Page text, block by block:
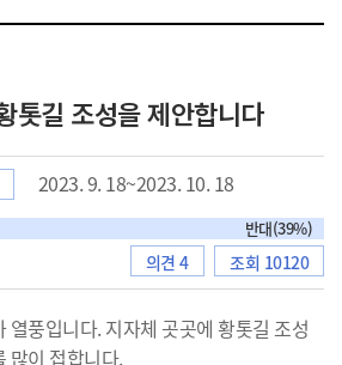
톳길 조성을 제안합니다
2023. 9. 18~2023. 10. 18
반대(39%)
의견 4 조회 10120
열풍입니다. 지자체 곳곳에 황톳길 조성
많이 접합니다.